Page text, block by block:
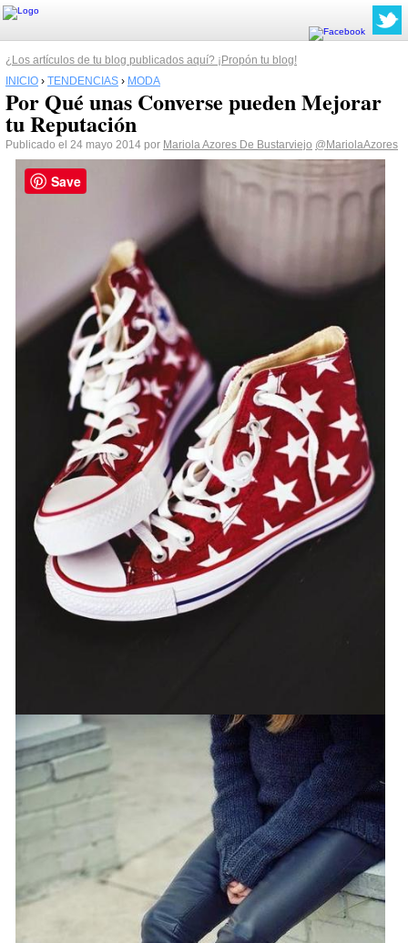
¿Los artículos de tu blog publicados aquí? ¡Propón tu blog!
INICIO › TENDENCIAS › MODA
Por Qué unas Converse pueden Mejorar
tu Reputación
Publicado el 24 mayo 2014 por Mariola Azores De Bustarviejo @MariolaAzores
Save